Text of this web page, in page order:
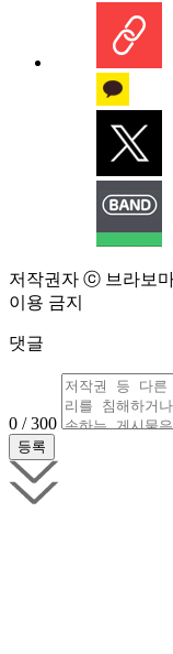
저작권자 ⓒ 브라보
이용 금지
댓글
0 / 300